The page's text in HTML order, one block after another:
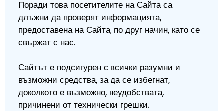
Поради това посетителите на Сайта са
длъжни да проверят информацията,
предоставена на Сайта, по друг начин, като се
свържат с нас.
Сайтът е подсигурен с всички разумни и
възможни средства, за да се избегнат,
доколкото е възможно, неудобствата,
причинени от технически грешки.